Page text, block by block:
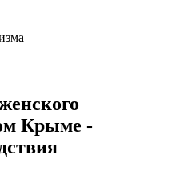
Крыме -